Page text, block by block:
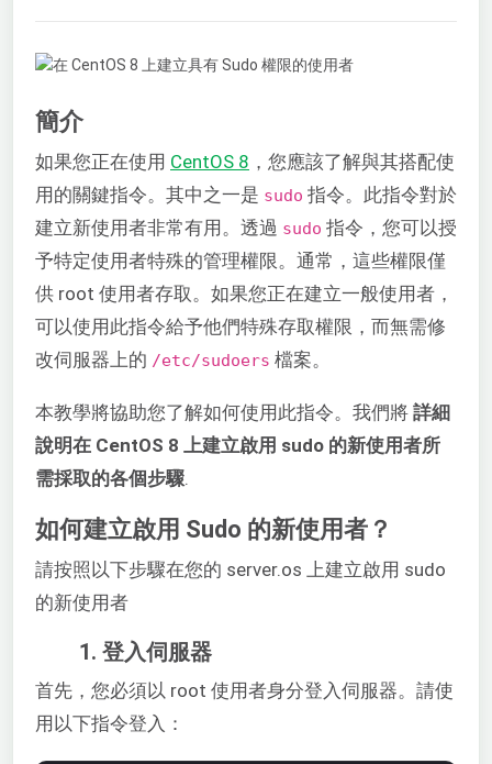
簡介
如果您正在使用 CentOS 8 ，您應該了解與其搭配使
用的關鍵指令。其中之一是 sudo 指令。此指令對於
建立新使用者非常有用。透過 sudo 指令，您可以授
予特定使用者特殊的管理權限。通常，這些權限僅
供 root 使用者存取。如果您正在建立一般使用者，
可以使用此指令給予他們特殊存取權限，而無需修
改伺服器上的 /etc/sudoers 檔案。
本教學將協助您了解如何使用此指令。我們將 詳細
說明在 CentOS 8 上建立啟用 sudo 的新使用者所
需採取的各個步驟.
如何建立啟用 Sudo 的新使用者？
請按照以下步驟在您的 server.os 上建立啟用 sudo
的新使用者
1. 登入伺服器
首先，您必須以 root 使用者身分登入伺服器。請使
用以下指令登入：